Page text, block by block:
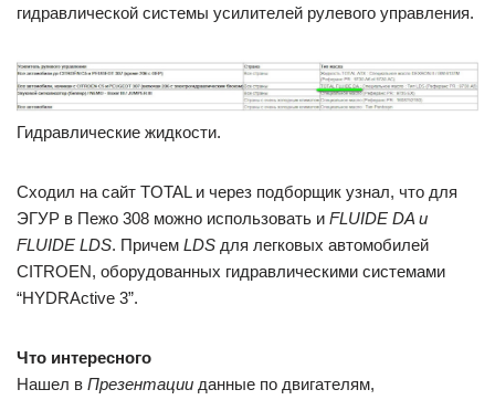
гидравлической системы усилителей рулевого управления.
Гидравлические жидкости.
Сходил на сайт TOTAL и через подборщик узнал, что для
ЭГУР в Пежо 308 можно использовать и FLUIDE DA и
FLUIDE LDS. Причем LDS для легковых автомобилей
CITROEN, оборудованных гидравлическими системами
“HYDRActive 3”.
Что интересного
Нашел в Презентации данные по двигателям,